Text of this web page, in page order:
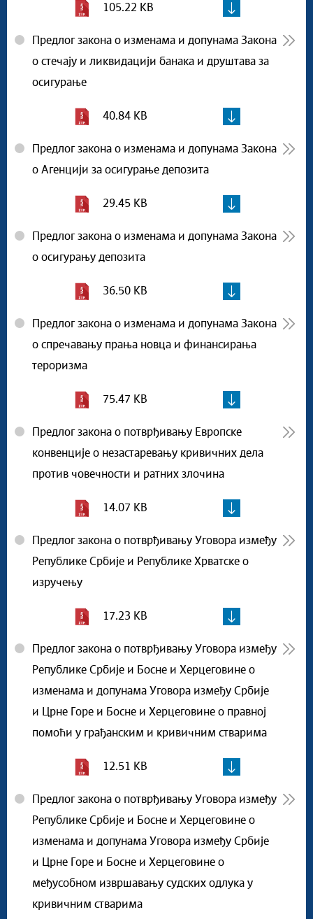
105.22 KB
Предлог закона о изменама и допунама Закона
о стечају и ликвидацији банака и друштава за
осигурање
40.84 KB
Предлог закона о изменама и допунама Закона
о Агенцији за осигурање депозита
29.45 KB
Предлог закона о изменама и допунама Закона
о осигурању депозита
36.50 KB
Предлог закона о изменама и допунама Закона
о спречавању прања новца и финансирања
тероризма
75.47 KB
Предлог закона о потврђивању Европске
конвенције о незастаревању кривичних дела
против човечности и ратних злочина
14.07 KB
Предлог закона о потврђивању Уговора између
Републике Србије и Републике Хрватске о
изручењу
17.23 KB
Предлог закона о потврђивању Уговора између
Републике Србије и Босне и Херцеговине о
изменама и допунама Уговора између Србије
и Црне Горе и Босне и Херцеговине о правној
помоћи у грађанским и кривичним стварима
12.51 KB
Предлог закона о потврђивању Уговора између
Републике Србије и Босне и Херцеговине о
изменама и допунама Уговора између Србије
и Црне Горе и Босне и Херцеговине о
међусобном извршавању судских одлука у
кривичним стварима